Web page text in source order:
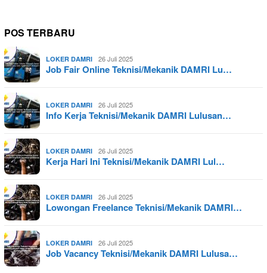
POS TERBARU
LOKER DAMRI 26 Juli 2025
Job Fair Online Teknisi/Mekanik DAMRI Lu…
LOKER DAMRI 26 Juli 2025
Info Kerja Teknisi/Mekanik DAMRI Lulusan…
LOKER DAMRI 26 Juli 2025
Kerja Hari Ini Teknisi/Mekanik DAMRI Lul…
LOKER DAMRI 26 Juli 2025
Lowongan Freelance Teknisi/Mekanik DAMRI…
LOKER DAMRI 26 Juli 2025
Job Vacancy Teknisi/Mekanik DAMRI Lulusa…